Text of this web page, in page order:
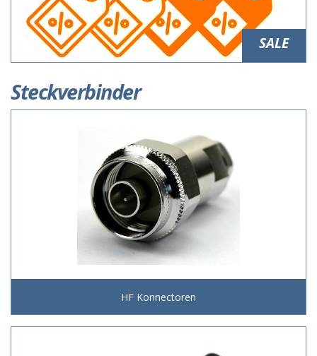
SALE
Steckverbinder
HF Konnectoren